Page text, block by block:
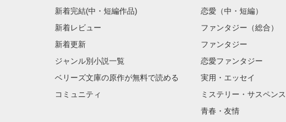
新着完結(中・短編作品)
新着レビュー
新着更新
ジャンル別小説一覧
ベリーズ文庫の原作が無料で読める
コミュニティ
恋愛（中・短編）
ファンタジー（総合）
ファンタジー
恋愛ファンタジー
実用・エッセイ
ミステリー・サスペンス
青春・友情